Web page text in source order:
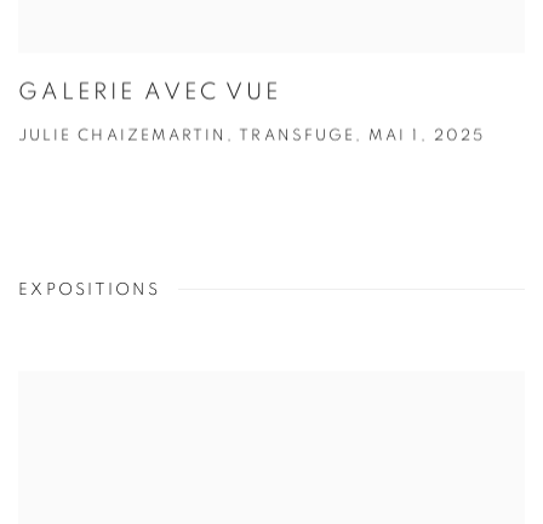
GALERIE AVEC VUE
JULIE CHAIZEMARTIN, TRANSFUGE, MAI 1, 2025
EXPOSITIONS